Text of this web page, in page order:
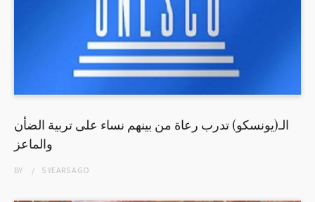
الـ(يونسكو) تدرب رعاة من بينهم نساء على تربية الضأن
والماعز
BY 5 YEARSAGO